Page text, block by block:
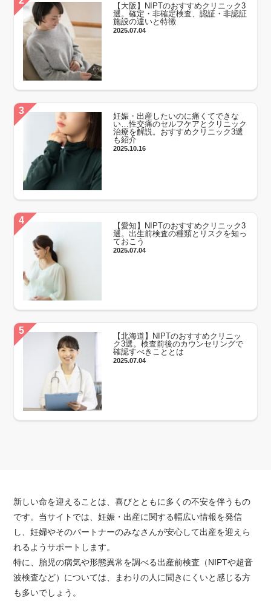
【大阪】NIPTのおすすめクリニック3
選。確定・非確定検査、認証・非認証
施設の違いと特徴
2025.07.04
妊娠・出産したいのに痛くてできな
い…性交痛のセルフケアとクリニック
治療を解説。おすすめクリニック3選
も紹介
2025.10.16
【愛知】NIPTのおすすめクリニック3
選。出生前検査の種類とリスクを知っ
ておこう
2025.07.04
【北海道】NIPTのおすすめクリニッ
ク3選。検査前後のカウンセリングで
確認すべきこととは
2025.07.04
新しい命を迎えることは、喜びとともに多くの不安を伴うもの
です。当サイトでは、妊娠・出産に関する幅広い情報を発信
し、妊婦やそのパートナーのみなさんが安心して出産を迎えら
れるようサポートします。
特に、胎児の病気や形態異常を調べる出産前検査（NIPTや超音
波検査など）については、まわりの人に聞きにくいと感じる方
も多いでしょう。